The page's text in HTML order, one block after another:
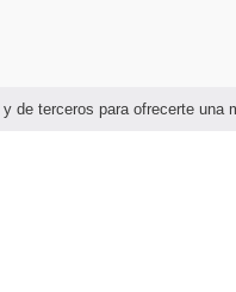
de terceros para ofrecerte